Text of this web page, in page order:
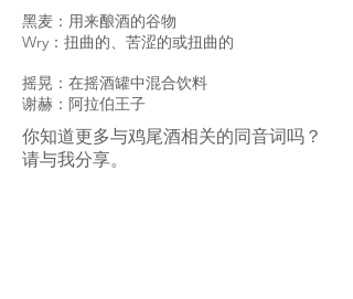
黑麦：用来酿酒的谷物
Wry：扭曲的、苦涩的或扭曲的
摇晃：在摇酒罐中混合饮料
谢赫：阿拉伯王子
你知道更多与鸡尾酒相关的同音词吗？
请与我分享。